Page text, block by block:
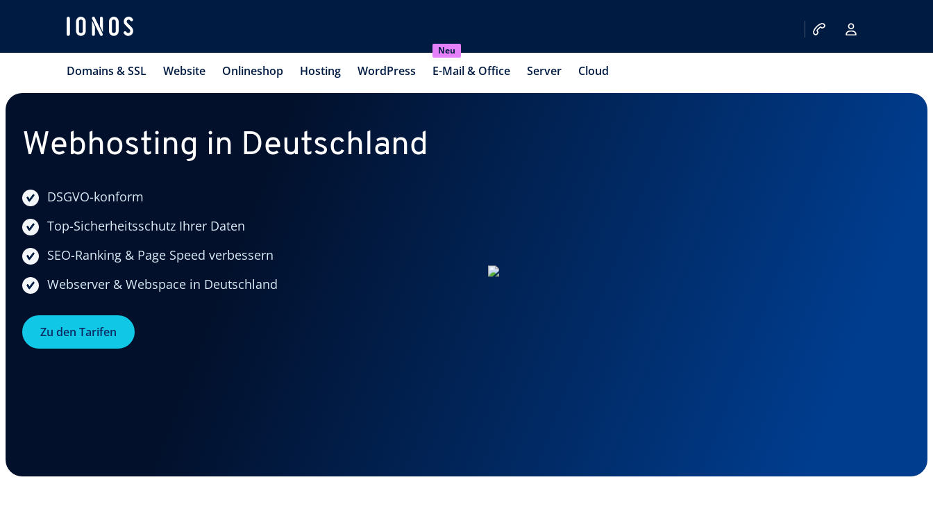
Domains & SSL Website Onlineshop Hosting WordPress
Neu
E-Mail & Office Server Cloud
Webhosting in Deutschland
DSGVO-konform
Top-Sicherheitsschutz Ihrer Daten
SEO-Ranking & Page Speed verbessern
Webserver & Webspace in Deutschland
Zu den Tarifen